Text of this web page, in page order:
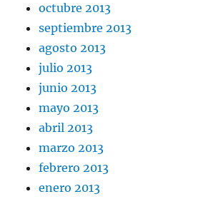
octubre 2013
septiembre 2013
agosto 2013
julio 2013
junio 2013
mayo 2013
abril 2013
marzo 2013
febrero 2013
enero 2013